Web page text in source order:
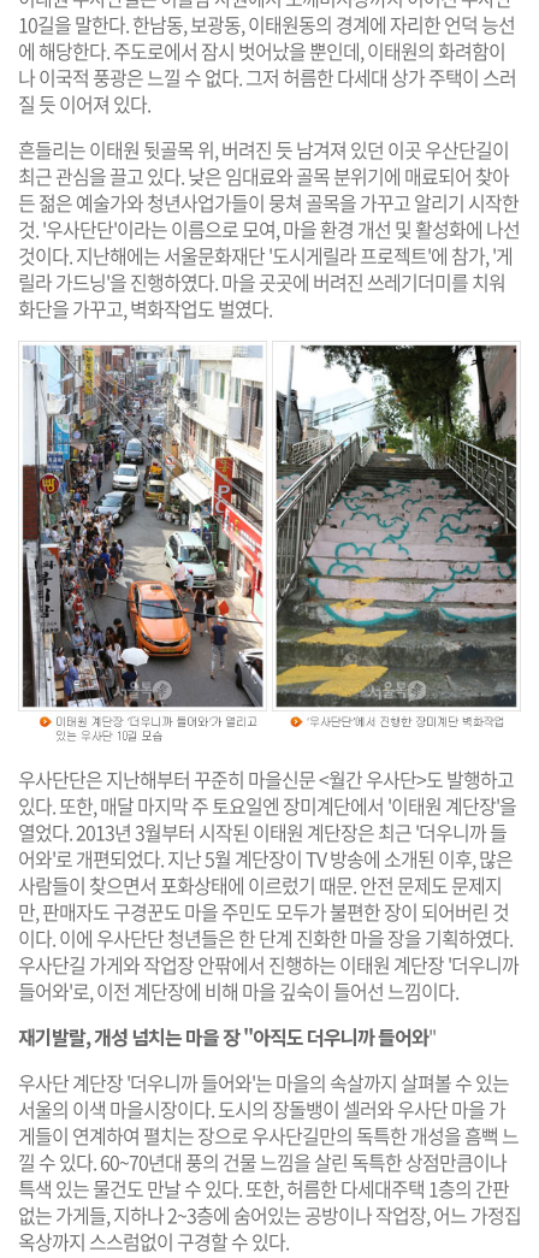
10길을 말한다. 한남동, 보광동, 이태원동의 경계에 자리한 언덕 능선
에 해당한다. 주도로에서 잠시 벗어났을 뿐인데, 이태원의 화려함이
나 이국적 풍광은 느낄 수 없다. 그저 허름한 다세대 상가 주택이 스러
질 듯 이어져 있다.
흔들리는 이태원 뒷골목 위, 버려진 듯 남겨져 있던 이곳 우산단길이
최근 관심을 끌고 있다. 낮은 임대료와 골목 분위기에 매료되어 찾아
든 젊은 예술가와 청년사업가들이 뭉쳐 골목을 가꾸고 알리기 시작한
것. '우사단단'이라는 이름으로 모여, 마을 환경 개선 및 활성화에 나선
것이다. 지난해에는 서울문화재단 '도시게릴라 프로젝트'에 참가, '게
릴라 가드닝'을 진행하였다. 마을 곳곳에 버려진 쓰레기더미를 치워
화단을 가꾸고, 벽화작업도 벌였다.
우사단단은 지난해부터 꾸준히 마을신문 <월간 우사단>도 발행하고
있다. 또한, 매달 마지막 주 토요일엔 장미계단에서 '이태원 계단장'을
열었다. 2013년 3월부터 시작된 이태원 계단장은 최근 '더우니까 들
어와'로 개편되었다. 지난 5월 계단장이 TV 방송에 소개된 이후, 많은
사람들이 찾으면서 포화상태에 이르렀기 때문. 안전 문제도 문제지
만, 판매자도 구경꾼도 마을 주민도 모두가 불편한 장이 되어버린 것
이다. 이에 우사단단 청년들은 한 단계 진화한 마을 장을 기획하였다.
우사단길 가게와 작업장 안팎에서 진행하는 이태원 계단장 '더우니까
들어와'로, 이전 계단장에 비해 마을 깊숙이 들어선 느낌이다.
재기발랄, 개성 넘치는 마을 장 "아직도 더우니까 들어와"
우사단 계단장 '더우니까 들어와'는 마을의 속살까지 살펴볼 수 있는
서울의 이색 마을시장이다. 도시의 장돌뱅이 셀러와 우사단 마을 가
게들이 연계하여 펼치는 장으로 우사단길만의 독특한 개성을 흠뻑 느
낄 수 있다. 60~70년대 풍의 건물 느낌을 살린 독특한 상점만큼이나
특색 있는 물건도 만날 수 있다. 또한, 허름한 다세대주택 1층의 간판
없는 가게들, 지하나 2~3층에 숨어있는 공방이나 작업장, 어느 가정집
옥상까지 스스럼없이 구경할 수 있다.